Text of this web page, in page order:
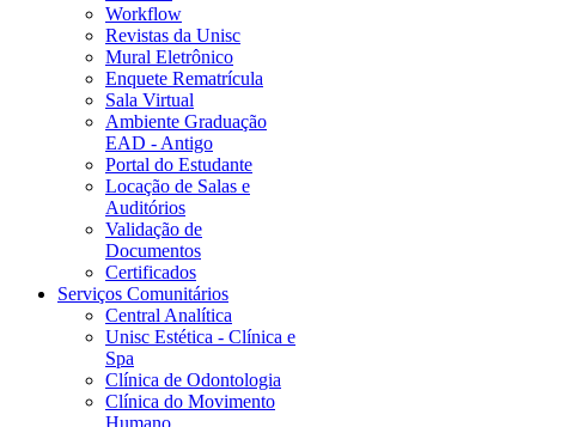
Workflow
Revistas da Unisc
Mural Eletrônico
Enquete Rematrícula
Sala Virtual
Ambiente Graduação
EAD - Antigo
Portal do Estudante
Locação de Salas e
Auditórios
Validação de
Documentos
Certificados
Serviços Comunitários
Central Analítica
Unisc Estética - Clínica e
Spa
Clínica de Odontologia
Clínica do Movimento
Humano